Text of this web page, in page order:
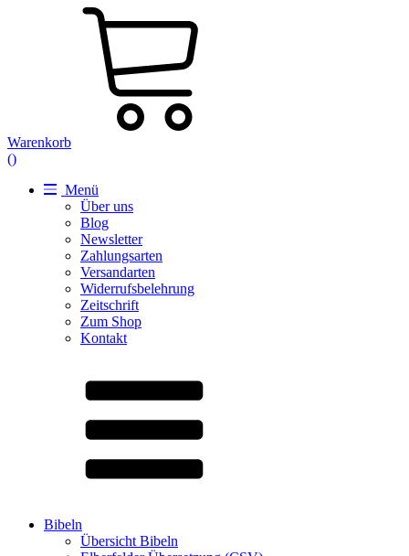
Warenkorb
()
Menü
Über uns
Blog
Newsletter
Zahlungsarten
Versandarten
Widerrufsbelehrung
Zeitschrift
Zum Shop
Kontakt
Bibeln
Übersicht Bibeln